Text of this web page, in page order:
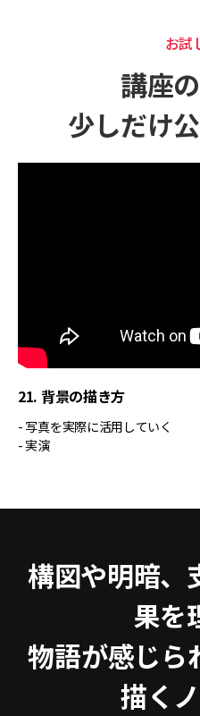
お試
講座
少しだけ
21. 背景の描き方
- 写真を実際に活用していく
- 実演
構図や明暗、
果を
物語が感じら
描く